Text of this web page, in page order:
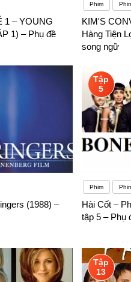
1 – YOUNG
1) – Phụ đề
Phim
KIM'S
Hàng Tiện
song ngữ
(1988) –
Tập
5
Phim
Hài Cốt –
tập 5 – Phụ
Tập
13